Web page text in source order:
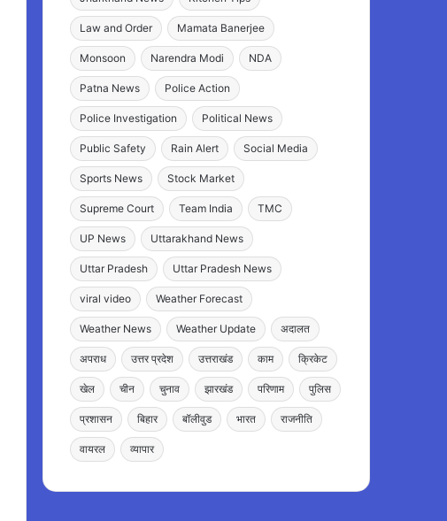
Law and Order Mamata Banerjee
Monsoon Narendra Modi NDA
Patna News Police Action
Police Investigation Political News
Public Safety Rain Alert Social Media
Sports News Stock Market
Supreme Court Team India TMC
UP News Uttarakhand News
Uttar Pradesh Uttar Pradesh News
viral video Weather Forecast
Weather News Weather Update अदालत
अपराध उत्तर प्रदेश उत्तराखंड काम क्रिकेट
खेल चीन चुनाव झारखंड परिणाम पुलिस
प्रशासन बिहार बॉलीवुड भारत राजनीति
वायरल व्यापार